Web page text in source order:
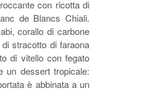
con ricotta di
de Blancs Chiali.
corallo di carbone
stracotto di faraona
di vitello con fegato
un dessert tropicale:
è abbinata a un